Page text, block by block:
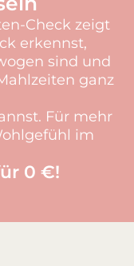
Check zeigt
erkennst,
sind und
ganz
Für mehr
im
0 €!